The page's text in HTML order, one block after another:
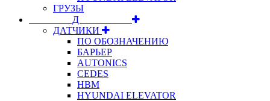
ГРУЗЫ
⠀⠀⠀⠀⠀⠀Д⠀⠀⠀⠀⠀⠀⠀
ДАТЧИКИ
ПО ОБОЗНАЧЕНИЮ
БАРЬЕР
AUTONICS
CEDES
HBM
HYUNDAI ELEVATOR